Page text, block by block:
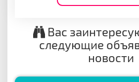
Вас
следующие
новости